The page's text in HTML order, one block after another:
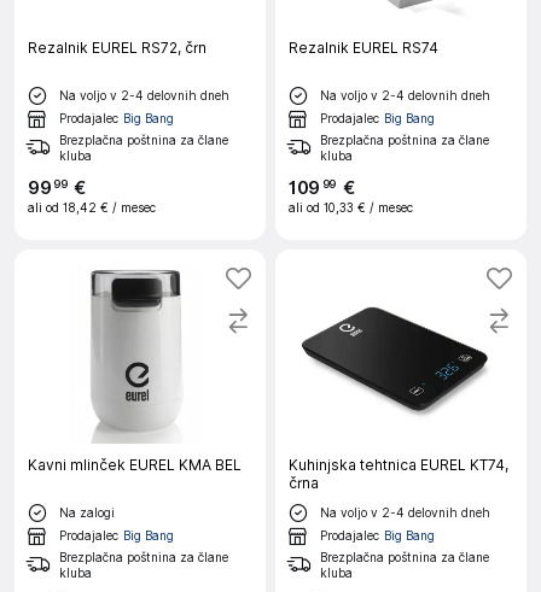
Rezalnik EUREL RS72, črn
Na voljo v 2-4 delovnih dneh
Prodajalec Big Bang
Brezplačna poštnina za člane
kluba
9999 €
ali od 18,42 € / mesec
Rezalnik EUREL RS74
Na voljo v 2-4 delovnih dneh
Prodajalec Big Bang
Brezplačna poštnina za člane
kluba
109 99 €
ali od 10,33 € / mesec
Kavni mlinček EUREL KMA BEL
Na zalogi
Prodajalec Big Bang
Brezplačna poštnina za člane
kluba
Kuhinjska tehtnica EUREL KT74,
črna
Na voljo v 2-4 delovnih dneh
Prodajalec Big Bang
Brezplačna poštnina za člane
kluba